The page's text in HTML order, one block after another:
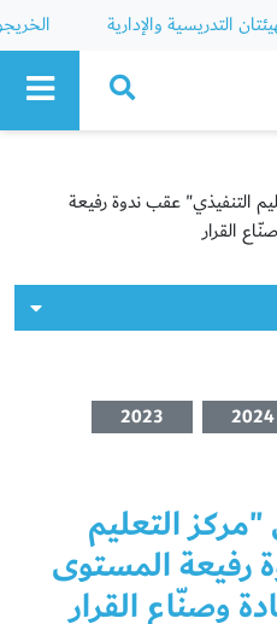
التدريسية والإدارية
التنفيذي" عقب ندوة رفيعة
القرار
2024
2023
التعليم
رفيعة المستوى
وصنّاع القرار